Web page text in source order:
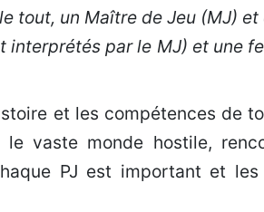
tout, un Maître de Jeu (MJ)
interprétés par le MJ) et une
et les compétences de
le vaste monde hostile,
PJ est important et